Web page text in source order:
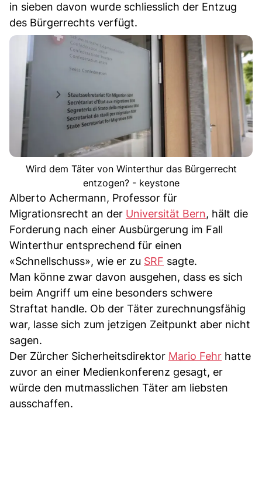
in sieben davon wurde schliesslich der Entzug
des Bürgerrechts verfügt.
Wird dem Täter von Winterthur das Bürgerrecht
entzogen? - keystone
Alberto Achermann, Professor für
Migrationsrecht an der Universität Bern, hält die
Forderung nach einer Ausbürgerung im Fall
Winterthur entsprechend für einen
«Schnellschuss», wie er zu SRF sagte.
Man könne zwar davon ausgehen, dass es sich
beim Angriff um eine besonders schwere
Straftat handle. Ob der Täter zurechnungsfähig
war, lasse sich zum jetzigen Zeitpunkt aber nicht
sagen.
Der Zürcher Sicherheitsdirektor Mario Fehr hatte
zuvor an einer Medienkonferenz gesagt, er
würde den mutmasslichen Täter am liebsten
ausschaffen.